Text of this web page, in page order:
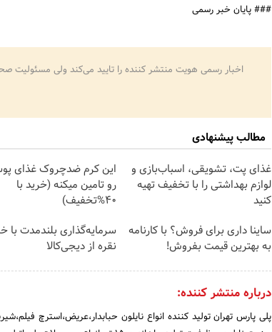
### پایان خبر رسمی
اخبار رسمی هویت منتشر کننده را تایید می‌کند ولی
مطالب پیشنهادی
غذای پت، تشویقی، اسباب‌بازی و
لوازم بهداشتی را با تخفیف تهیه
کنید
این کرم ضدچروک غذای
رو تامین میکنه (خرید با
40%تخفیف)
ساینا داری برای فروش؟ با کارنامه
به بهترین قیمت بفروش!
سرمایه‌گذاری بلندمدت با
نقره از دیجی‌کالا
درباره منتشر کننده: